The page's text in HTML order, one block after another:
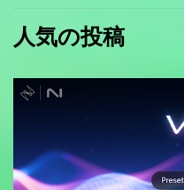
人気の投稿